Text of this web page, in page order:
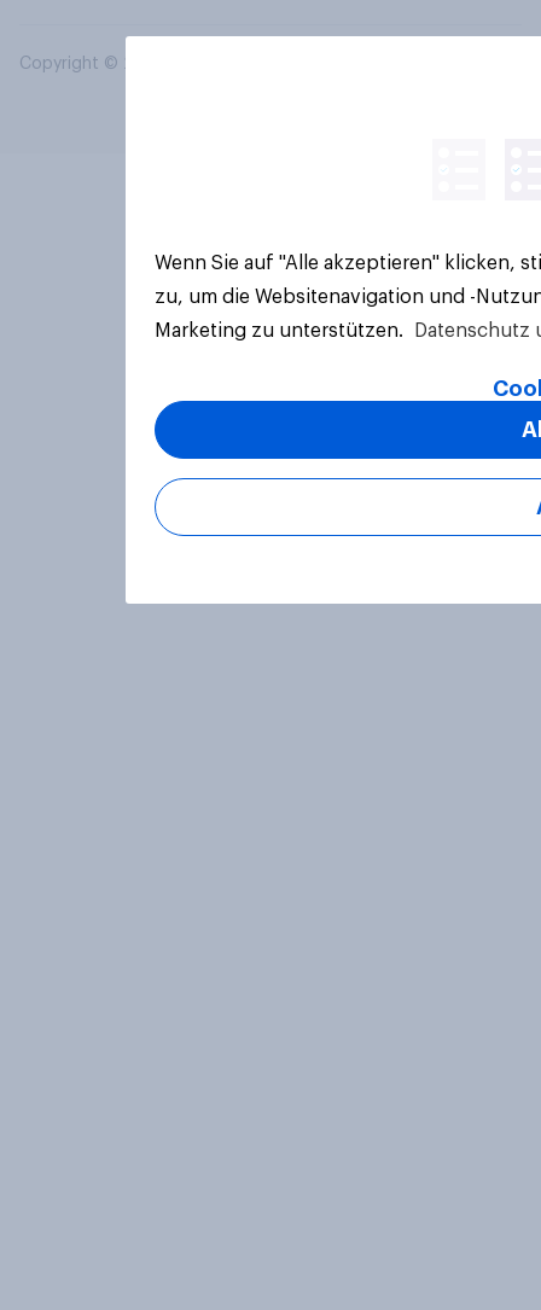
Copyright © 2026 YouGov PLC. Alle Rechte vorbehalten.
Wenn Sie auf "Alle akzeptieren" klicken,
zu, um die Websitenavigation und -
Marketing zu unterstützen.
Datenschutz